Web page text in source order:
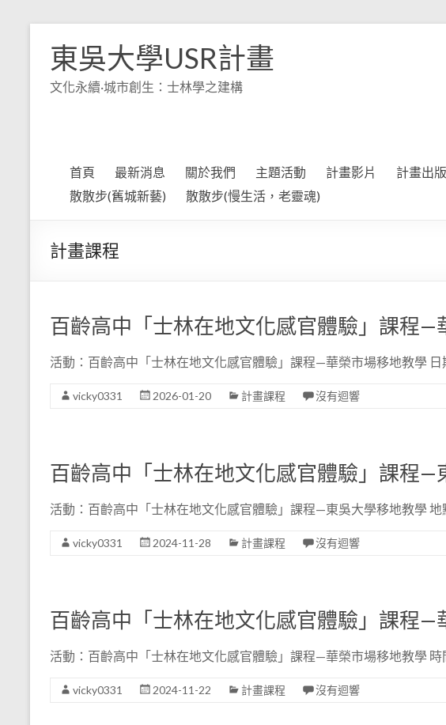
content
東吳大學USR計畫
文化永續·城市創生：士林學之建構
首頁 最新消息 關於我們 主題活動 計畫影片 計畫出
散散步(舊城新藝)
散散步(慢生活，老靈魂)
計畫課程
百齡高中「士林在地文化感官體驗」課程—
活動：百齡高中「士林在地文化感官體驗」課程—華榮市場移地教學 日
vicky0331 2026-01-20 計畫課程 沒有迴響
百齡高中「士林在地文化感官體驗」課程—
活動：百齡高中「士林在地文化感官體驗」課程—東吳大學移地教學 地
vicky0331 2024-11-28 計畫課程 沒有迴響
百齡高中「士林在地文化感官體驗」課程—
活動：百齡高中「士林在地文化感官體驗」課程—華榮市場移地教學 時
vicky0331 2024-11-22 計畫課程 沒有迴響